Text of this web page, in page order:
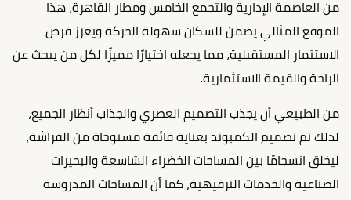
من العاصمة الإدارية والتجمع الخامس ومطار القاهرة، هذا
الموقع المثالي يضمن للسكان سهولة الحركة ويعزز فرص
الاستثمار المستقبلية، مما يجعله اختيارًا مميزًا لكل من يبحث عن
الراحة والقيمة الاستثمارية.
من الطبيعي أن يجذب التصميم العصري والجذاب أنظار الجميع،
لذلك تم تصميم الكمبوند بعناية فائقة مستوحاة من الفراشة،
ليخلق انسجامًا بين المساحات الخضراء الشاسعة والبحيرات
الصناعية والخدمات الترفيهية، كما أن المساحات المدروسة